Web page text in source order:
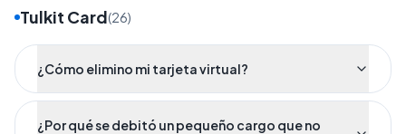
Tulkit Card(26)
¿Cómo elimino mi tarjeta virtual?
¿Por qué se debitó un pequeño cargo que no